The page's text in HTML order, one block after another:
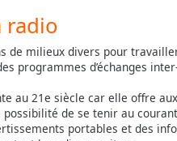
radio
de milieux divers pour
programmes d’échanges
au 21e siècle car elle offre
de se tenir au
portables et des